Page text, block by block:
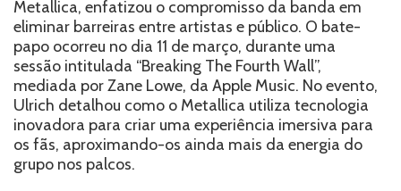
Metallica, enfatizou o compromisso da banda em
eliminar barreiras entre artistas e público. O bate-
papo ocorreu no dia 11 de março, durante uma
sessão intitulada “Breaking The Fourth Wall”,
mediada por Zane Lowe, da Apple Music. No evento,
Ulrich detalhou como o Metallica utiliza tecnologia
inovadora para criar uma experiência imersiva para
os fãs, aproximando-os ainda mais da energia do
grupo nos palcos.